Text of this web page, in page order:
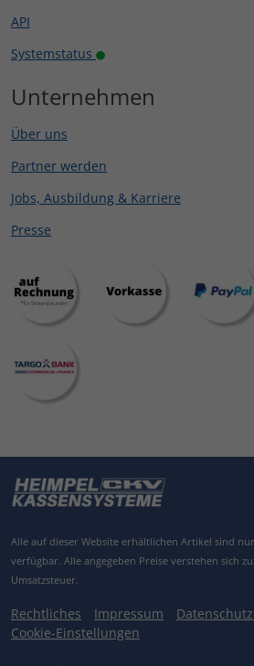
API
Systemstatus
Unternehmen
Über uns
Partner werden
Jobs, Ausbildung & Karriere
Presse
Alle auf dieser Website erhältlichen Artikel sind
verfügbar. Alle angegeben Preise verstehen sich
Umsatzsteuer.
Rechtliches Impressum
Cookie-Einstellungen